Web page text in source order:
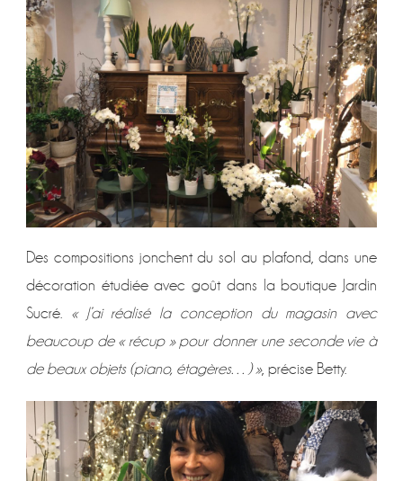
Des compositions jonchent du sol au plafond, dans une
décoration étudiée avec goût dans la boutique Jardin
Sucré. « J’ai réalisé la conception du magasin avec
beaucoup de « récup » pour donner une seconde vie à
de beaux objets (piano, étagères…) », précise Betty.